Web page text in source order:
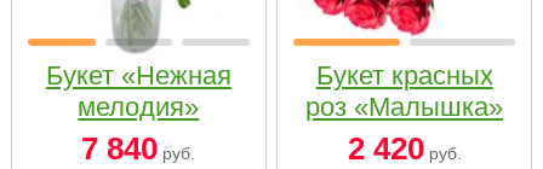
Букет «Нежная
мелодия»
7 840 руб.
Букет красных
роз «Малышка»
2 420руб.